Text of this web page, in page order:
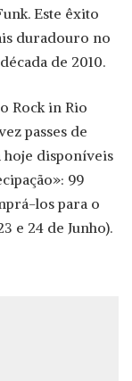
Este êxito
duradouro no
de 2010.
Rock in Rio
passes de
hoje disponíveis
99
los para o
e 24 de Junho).